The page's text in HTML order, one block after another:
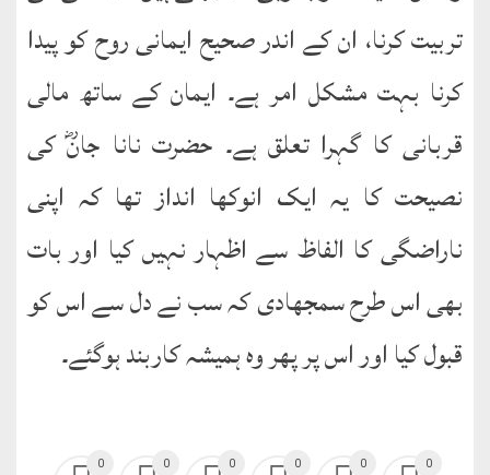
تربیت کرنا، ان کے اندر صحیح ایمانی روح کو پیدا
کرنا بہت مشکل امر ہے۔ ایمان کے ساتھ مالی
قربانی کا گہرا تعلق ہے۔ حضرت نانا جانؓ کی
نصیحت کا یہ ایک انوکھا انداز تھا کہ اپنی
ناراضگی کا الفاظ سے اظہار نہیں کیا اور بات
بھی اس طرح سمجھادی کہ سب نے دل سے اس کو
قبول کیا اور اس پر پھر وہ ہمیشہ کاربند ہوگئے۔
0 0 0 0 0 0